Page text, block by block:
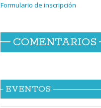
Formulario de inscripción
COMENTARIOS
EVENTOS